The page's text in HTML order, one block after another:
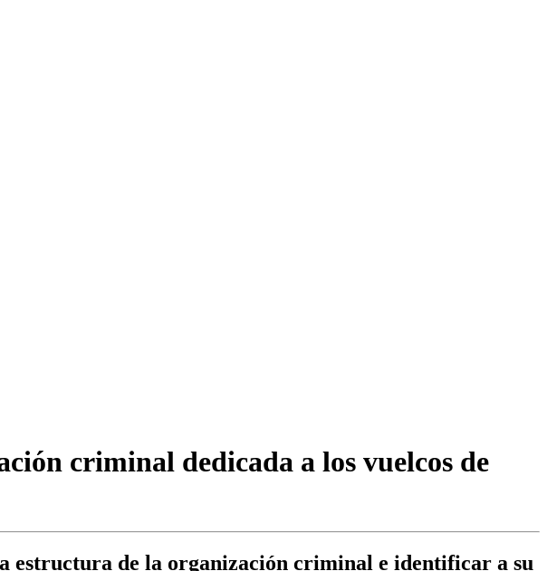
criminal dedicada a los vuelcos de
estructura de la organización criminal e identificar a su